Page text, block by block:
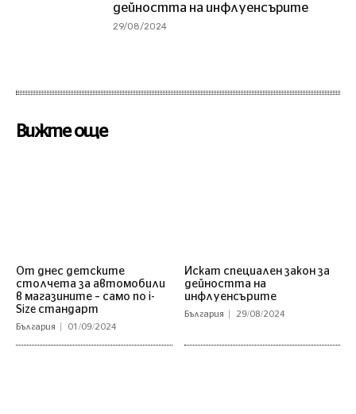
дейността на инфлуенсърите
29/08/2024
Вижте още
От днес детските
столчета за автомобили
в магазините – само по i-
Size стандарт
България 01/09/2024
Искат специален закон за
дейността на
инфлуенсърите
България 29/08/2024